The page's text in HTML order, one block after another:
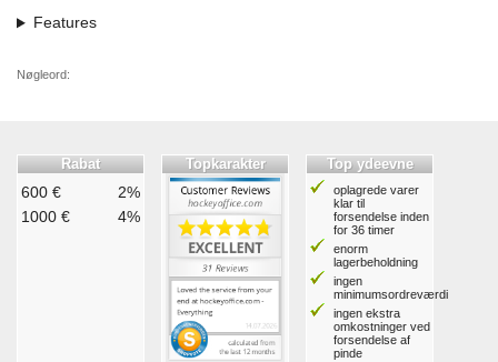
Features
Nøgleord:
Rabat
600 €
2%
1000 €
4%
Topkarakter Top ydeevne
oplagrede varer
klar til
forsendelse inden
for 36 timer
enorm
lagerbeholdning
ingen
minimumsordreværdi
ingen ekstra
omkostninger ved
forsendelse af
pinde